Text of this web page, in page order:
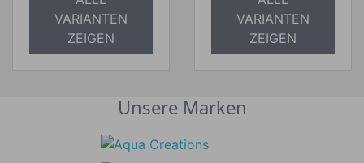
versandkostenfrei
VARIANTEN
ZEIGEN
versandkostenfrei
VARIANTEN
ZEIGEN
Unsere Marken